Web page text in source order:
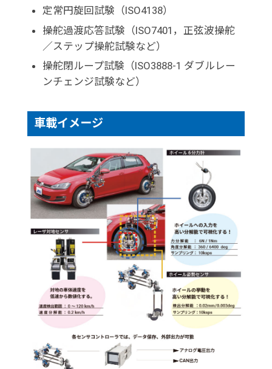
定常円旋回試験（ISO4138）
操舵過渡応答試験（ISO7401，正弦波操舵
／ステップ操舵試験など）
操舵閉ループ試験（ISO3888-1 ダブルレー
ンチェンジ試験など）
車載イメージ